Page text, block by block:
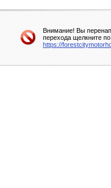
Внимание! Вы
перехода щелкните
https://